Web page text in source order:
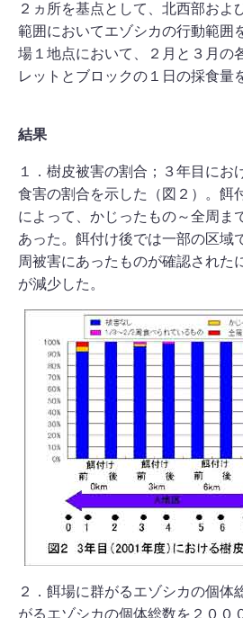
２ヵ所を基点として、北西部およ
範囲においてエゾシカの行動範囲
場１地点において、２月と３月の
レットとブロックの１日の採食量
結果
１．樹皮被害の割合；３年目にお
食害の割合を示した（図２）。餌
によって、かじったもの～全周ま
あった。餌付け後では一部の区域
周被害にあったものが確認された
が減少した。
２．餌場に群がるエゾシカの個体
がるエゾシカの個体総数を２００